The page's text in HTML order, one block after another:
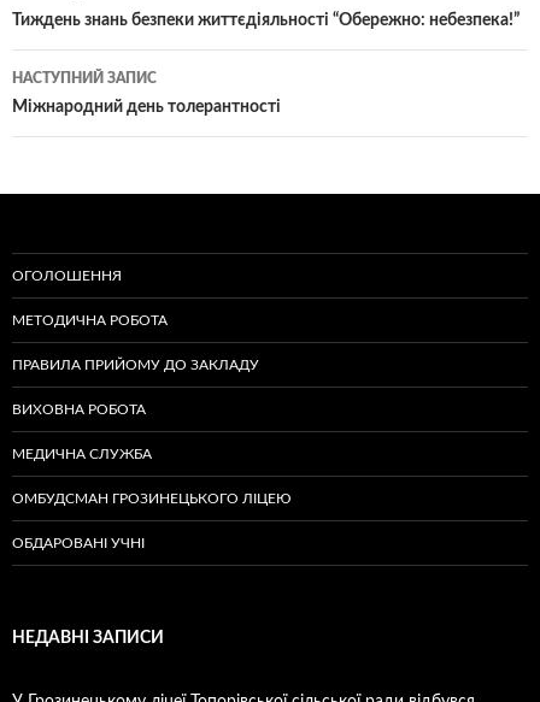
по
записам
Тиждень знань безпеки життєдіяльності “Обережно: небезпека!”
НАСТУПНИЙ ЗАПИС
Міжнародний день толерантності
ОГОЛОШЕННЯ
МЕТОДИЧНА РОБОТА
ПРАВИЛА ПРИЙОМУ ДО ЗАКЛАДУ
ВИХОВНА РОБОТА
МЕДИЧНА СЛУЖБА
ОМБУДСМАН ГРОЗИНЕЦЬКОГО ЛІЦЕЮ
ОБДАРОВАНІ УЧНІ
НЕДАВНІ ЗАПИСИ